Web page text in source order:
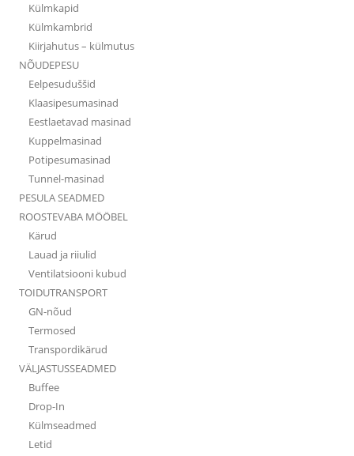
Külmkapid
Külmkambrid
Kiirjahutus – külmutus
NÕUDEPESU
Eelpesuduššid
Klaasipesumasinad
Eestlaetavad masinad
Kuppelmasinad
Potipesumasinad
Tunnel-masinad
PESULA SEADMED
ROOSTEVABA MÖÖBEL
Kärud
Lauad ja riiulid
Ventilatsiooni kubud
TOIDUTRANSPORT
GN-nõud
Termosed
Transpordikärud
VÄLJASTUSSEADMED
Buffee
Drop-In
Külmseadmed
Letid